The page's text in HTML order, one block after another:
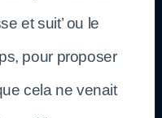
et suit’ ou le
pour proposer
cela ne venait